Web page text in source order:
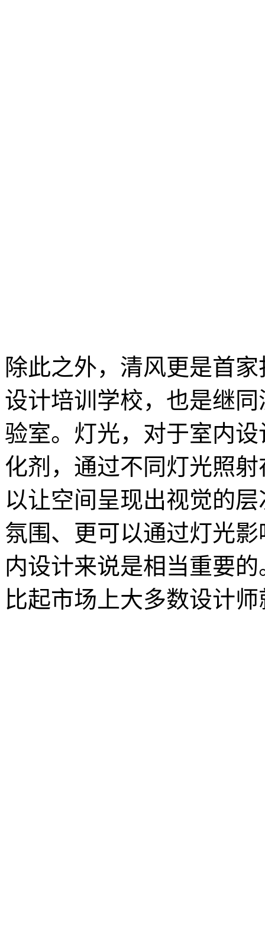
除此之外，清风更是首
设计培训学校，也是继
验室。灯光，对于室内
化剂，通过不同灯光照
以让空间呈现出视觉的
氛围、更可以通过灯光
内设计来说是相当重要
比起市场上大多数设计